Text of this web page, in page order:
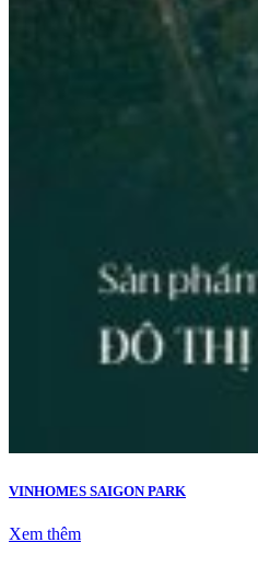
VINHOMES SAIGON PARK
Xem thêm